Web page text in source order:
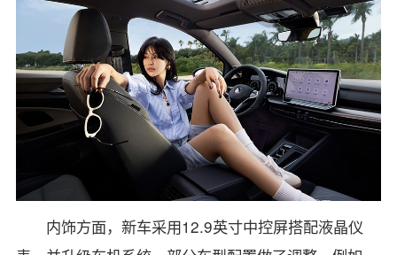
内饰方面，新车采用12.9英寸中控屏搭配液晶仪